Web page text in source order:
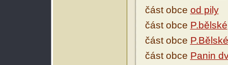
část obce od pily
část obce P.bělské
část obce P.Bělské
část obce Panin